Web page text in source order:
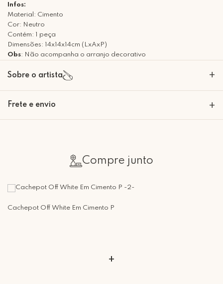
Infos:
Material: Cimento
Cor: Neutro
Contém: 1 peça
Dimensões: 14x14x14cm (LxAxP)
Obs: Não acompanha o arranjo decorativo
Sobre o artista +
Frete e envio +
Que tal agendar um horário?
Compre junto
Cachepot Off White Em Cimento P
+